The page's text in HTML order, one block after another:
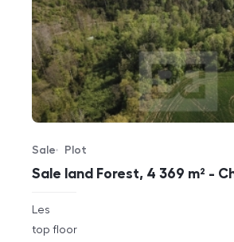
Sale land Forest, 4 369 m² -
Offer type
Sale
Property type
Plot
rozměry
disposition
Les
funkce
top floor